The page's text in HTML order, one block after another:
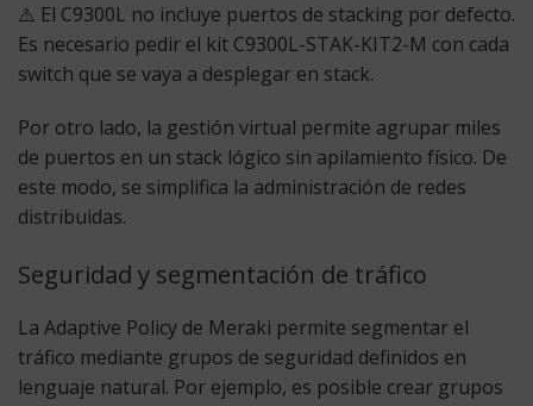
⚠️ El C9300L no incluye puertos de stacking por defecto.
Es necesario pedir el kit C9300L-STAK-KIT2-M con cada
switch que se vaya a desplegar en stack.
Por otro lado, la gestión virtual permite agrupar miles
de puertos en un stack lógico sin apilamiento físico. De
este modo, se simplifica la administración de redes
distribuidas.
Seguridad y segmentación de tráfico
La Adaptive Policy de Meraki permite segmentar el
tráfico mediante grupos de seguridad definidos en
lenguaje natural. Por ejemplo, es posible crear grupos